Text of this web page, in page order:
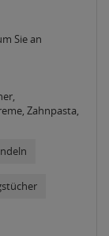
Sie an
Zahnpasta,